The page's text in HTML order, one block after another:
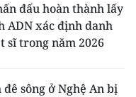
đấu hoàn thành lấy
ADN xác định danh
sĩ trong năm 2026
sông ở Nghệ An bị